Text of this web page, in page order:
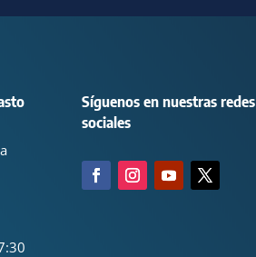
Síguenos en nuestras redes
sociales